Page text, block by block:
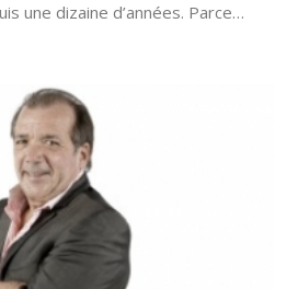
une dizaine d’années. Parce…